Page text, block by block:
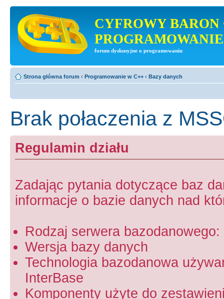
CYFROWY BARON
PROGRAMOWANIE
forum dyskusyjne o programowaniu
Strona główna forum ‹ Programowanie w C++ ‹ Bazy danych
Brak połaczenia z
Regulamin działu
Zadając pytania dotyczące baz
informacje o bazie danych nad
Rodzaj serwera
Wersja bazy danych
Technologia bazodanowa
InterBase
Komponenty użyte do